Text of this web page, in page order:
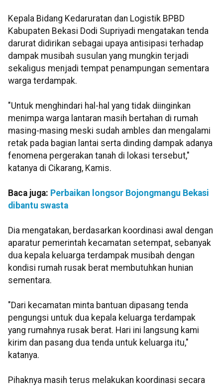
Kepala Bidang Kedaruratan dan Logistik BPBD
Kabupaten Bekasi Dodi Supriyadi mengatakan tenda
darurat didirikan sebagai upaya antisipasi terhadap
dampak musibah susulan yang mungkin terjadi
sekaligus menjadi tempat penampungan sementara
warga terdampak.
"Untuk menghindari hal-hal yang tidak diinginkan
menimpa warga lantaran masih bertahan di rumah
masing-masing meski sudah ambles dan mengalami
retak pada bagian lantai serta dinding dampak adanya
fenomena pergerakan tanah di lokasi tersebut,"
katanya di Cikarang, Kamis.
Baca juga: Perbaikan longsor Bojongmangu Bekasi
dibantu swasta
Dia mengatakan, berdasarkan koordinasi awal dengan
aparatur pemerintah kecamatan setempat, sebanyak
dua kepala keluarga terdampak musibah dengan
kondisi rumah rusak berat membutuhkan hunian
sementara.
"Dari kecamatan minta bantuan dipasang tenda
pengungsi untuk dua kepala keluarga terdampak
yang rumahnya rusak berat. Hari ini langsung kami
kirim dan pasang dua tenda untuk keluarga itu,"
katanya.
Pihaknya masih terus melakukan koordinasi secara